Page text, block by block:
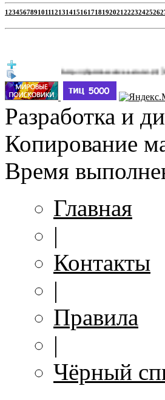
1234567891011121314151617181920212223242526
http://jbprimecurves.store/(3)|https://
Разработка и
Копирование
Время
Главная
|
Контакты
|
Правила
|
Чёрный